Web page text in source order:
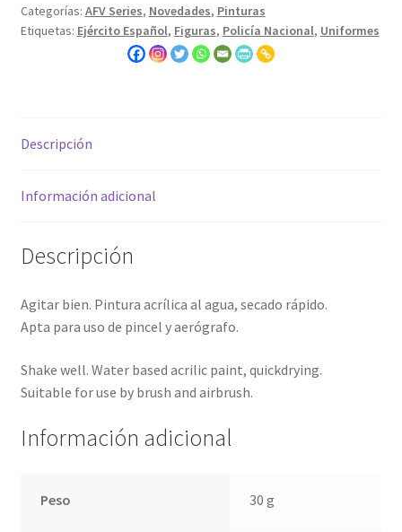
Categorías: AFV Series, Novedades, Pinturas
Etiquetas: Ejército Español, Figuras, Policía Nacional, Uniformes
Descripción
Información adicional
Descripción
Agitar bien. Pintura acrílica al agua, secado rápido.
Apta para uso de pincel y aerógrafo.
Shake well. Water based acrilic paint, quickdrying.
Suitable for use by brush and airbrush.
Información adicional
Peso 30 g